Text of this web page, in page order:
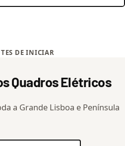
DE INICIAR
Quadros Elétricos
a Grande Lisboa e Península